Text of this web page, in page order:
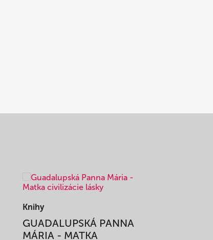
Knihy
GUADALUPSKÁ PANNA
MÁRIA - MATKA